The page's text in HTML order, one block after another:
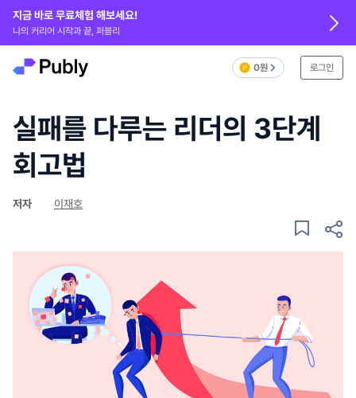
지금 바로 무료체험 해보세요!
나의 커리어 시작과 끝, 퍼블리
0원 로그인
실패를 다루는 리더의 3단계
회고법
저자 이재호